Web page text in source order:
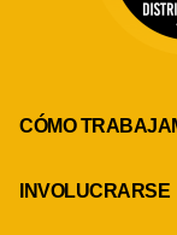
CÓMO
INVOLUCRARSE